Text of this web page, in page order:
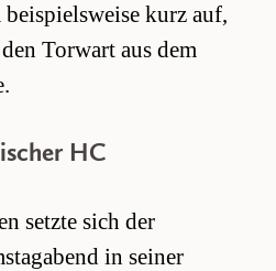
kurz auf,
Torwart aus dem
HC
setzte sich der
in seiner